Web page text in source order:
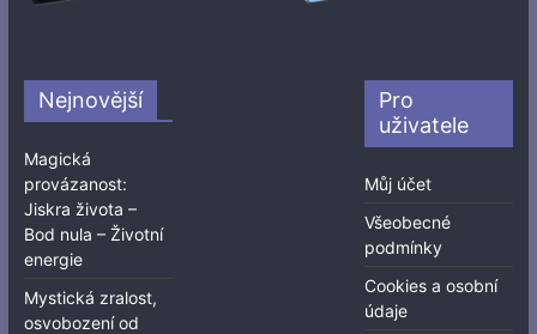
Nejnovější
Magická
provázanost:
Jiskra života –
Bod nula – Životní
energie
Mystická zralost,
osvobození od
Pro
uživatele
Můj účet
Všeobecné
podmínky
Cookies a osobní
údaje